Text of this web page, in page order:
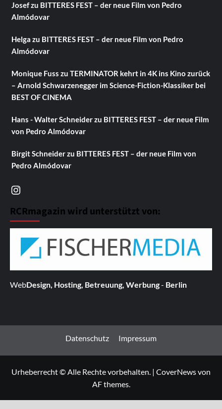
Josefzu BITTERES FEST – der neue Film von Pedro
Almódovar
Helga zu BITTERES FEST – der neue Film von Pedro
Almódovar
Monique Fuss zu TERMINATOR kehrt in 4K ins Kino zurück
– Arnold Schwarzenegger im Science-Fiction-Klassiker bei
BEST OF CINEMA
Hans - Walter Schneiderzu BITTERES FEST – der neue Film
von Pedro Almódovar
Birgit Schneiderzu BITTERES FEST – der neue Film von
Pedro Almódovar
Instagram
RCRmagazin wird unterstützt von:
WebDesign, Hosting, Betreuung, Werbung- Berlin
Datenschutz Impressum
Urheberrecht © Alle Rechte vorbehalten. | CoverNewsvon
AF themes.